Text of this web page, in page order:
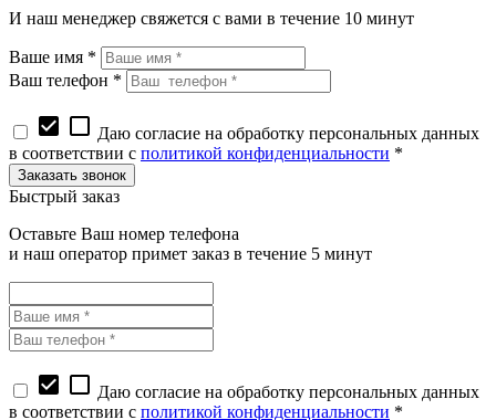
И наш менеджер свяжется с вами в течение 10 минут
Ваше имя *
Ваш телефон *
check_box check_box_outline_blank Даю согласие на обработку персональных данных
в соответствии с политикой конфиденциальности *
Быстрый заказ
Оставьте Ваш номер телефона
и наш оператор примет заказ в течение 5 минут
check_box check_box_outline_blank Даю согласие на обработку персональных данных
в соответствии с политикой конфиденциальности *